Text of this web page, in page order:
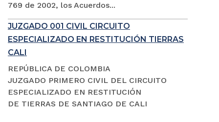
769 de 2002, los Acuerdos...
JUZGADO 001 CIVIL CIRCUITO
ESPECIALIZADO EN RESTITUCIÓN TIERRAS
CALI
REPÚBLICA DE COLOMBIA
JUZGADO PRIMERO CIVIL DEL CIRCUITO
ESPECIALIZADO EN RESTITUCIÓN
DE TIERRAS DE SANTIAGO DE CALI